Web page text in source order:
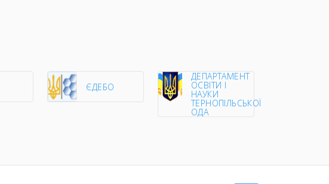
ЄДЕБО
ДЕПАРТАМЕНТ
ОСВІТИ І
НАУКИ
ТЕРНОПІЛЬСЬКОЇ
ОДА